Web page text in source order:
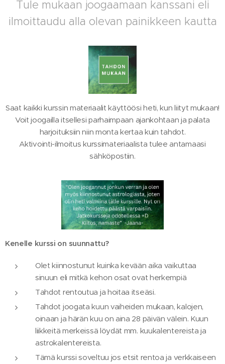
Tule mukaan joogaamaan kanssani eli
ilmoittaudu alla olevan painikkeen kautta
Saat kaikki kurssin materiaalit käyttöösi heti, kun liityt mukaan!
Voit joogailla itsellesi parhaimpaan ajankohtaan ja palata
harjoituksiin niin monta kertaa kuin tahdot.
Aktivointi-ilmoitus kurssimateriaalista tulee antamaasi
sähköpostiin.
Kenelle kurssi on suunnattu?
Olet kiinnostunut kuinka kevään aika vaikuttaa
sinuun eli mitkä kehon osat ovat herkempiä
Tahdot rentoutua ja hoitaa itseäsi.
Tahdot joogata kuun vaiheiden mukaan, kalojen,
oinaan ja härän kuu on aina 28 päivän välein. Kuun
liikkeitä merkeissä löydät mm. kuukalentereista ja
astrokalentereista.
Tämä kurssi soveltuu jos etsit rentoa ja verkkaiseen